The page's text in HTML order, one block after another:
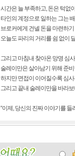
시간은 늘 부족하고, 돈은 턱없
타인의 계정으로 일하는 그는
브로커에게 건넬 돈을 마련하기
오늘도 파리의 거리를 쉼 없이
그리고 마침내 찾아온 망명 심
술레이만은 살아남기 위해 준
하지만 면접이 이어질수록 심
그리고 끝내 술레이만을 바라
“이제, 당신의 진짜 이야기를 들